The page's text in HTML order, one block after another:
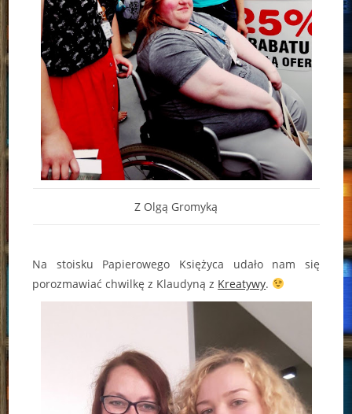
Z Olgą Gromyką
Na stoisku Papierowego Księżyca udało nam się
porozmawiać chwilkę z Klaudyną z Kreatywy.